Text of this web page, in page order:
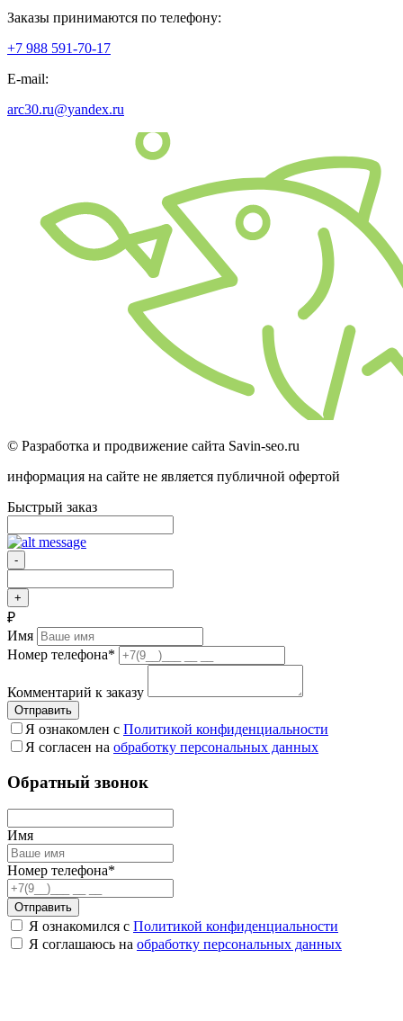
Заказы принимаются по телефону:
+7 988 591-70-17
E-mail:
arc30.ru@yandex.ru
© Разработка и продвижение сайта Savin-seo.ru
информация на сайте не является публичной офертой
Быстрый заказ
-
+
₽
Имя
Номер телефона*
Комментарий к заказу
Отправить
Я ознакомлен с Политикой конфиденциальности
Я согласен на обработку персональных данных
Обратный звонок
Имя
Номер телефона*
Отправить
Я ознакомился с Политикой конфиденциальности
Я соглашаюсь на обработку персональных данных